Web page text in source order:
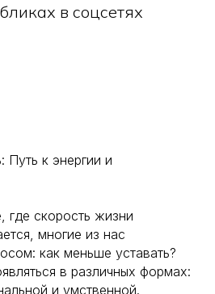
в соцсетях
Путь к энергии и
скорость жизни
многие из нас
как меньше уставать?
в различных формах:
и умственной.